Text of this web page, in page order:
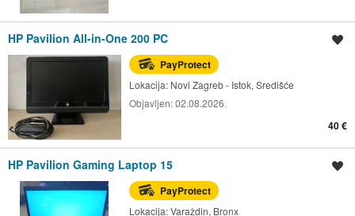
HP Pavilion All-in-One 200 PC
PayProtect
Lokacija: Novi Zagreb - Istok, Središće
Objavljen:02.08.2026.
40 €
HP Pavilion Gaming Laptop 15
PayProtect
Lokacija:Varaždin, Bronx